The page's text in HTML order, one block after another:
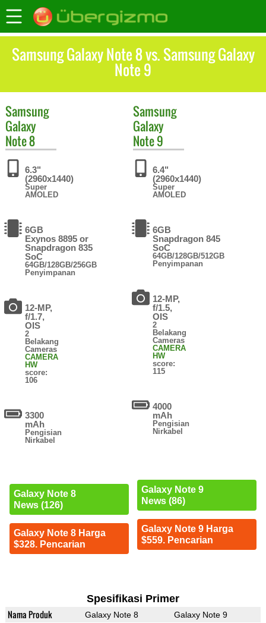
Samsung Galaxy Note 8 vs. Samsung Galaxy
Note 9
Samsung
Galaxy
Note 8
6.3"
(2960x1440)
Super
AMOLED
6GB
Exynos 8895 or
Snapdragon 835
SoC
64GB/128GB/256GB
Penyimpanan
12-MP,
f/1.7,
OIS
2
Belakang
Cameras
CAMERA
HW
score:
106
3300
mAh
Pengisian
Nirkabel
Galaxy Note 8
News (126)
Galaxy Note 8 Harga
$328. Pencarian
Samsung
Galaxy
Note 9
6.4"
(2960x1440)
Super
AMOLED
6GB
Snapdragon 845
SoC
64GB/128GB/512GB
Penyimpanan
12-MP,
f/1.5,
OIS
2
Belakang
Cameras
CAMERA
HW
score:
115
4000
mAh
Pengisian
Nirkabel
Galaxy Note 9
News (86)
Galaxy Note 9 Harga
$559. Pencarian
Spesifikasi Primer
Nama Produk Galaxy Note 8 Galaxy Note 9